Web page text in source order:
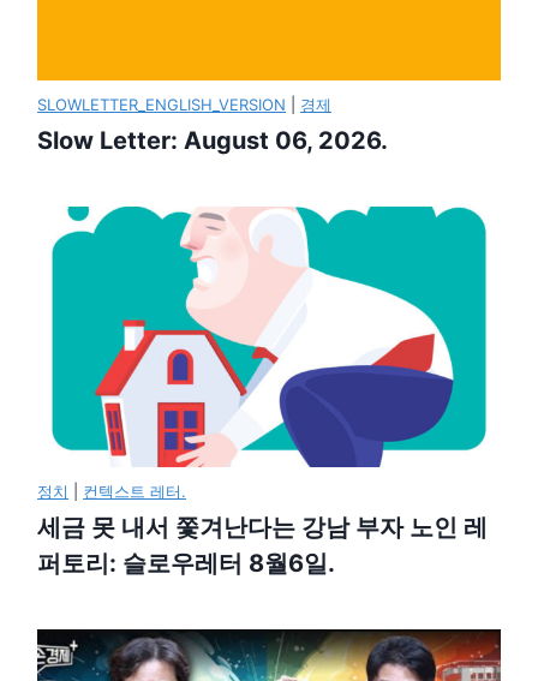
SLOWLETTER_ENGLISH_VERSION 경제
Slow Letter: August 06, 2026.
정치 컨텍스트 레터.
세금 못 내서 쫓겨난다는 강남 부자 노인 레
퍼토리: 슬로우레터 8월6일.